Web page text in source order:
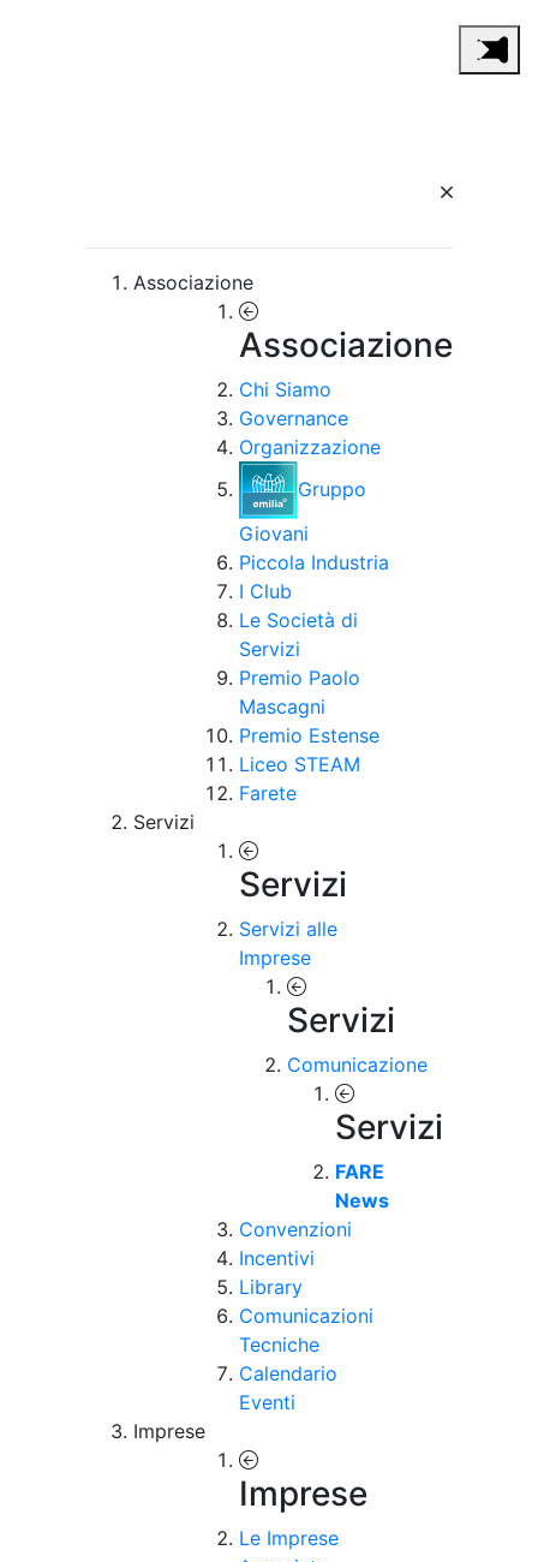
Associazione
Associazione
Chi Siamo
Governance
Organizzazione
Gruppo
Giovani
Piccola Industria
I Club
Le Società di
Servizi
Premio Paolo
Mascagni
Premio Estense
Liceo STEAM
Farete
Servizi
Servizi
Servizi alle
Imprese
Servizi
Comunicazione
Servizi
FARE
News
Convenzioni
Incentivi
Library
Comunicazioni
Tecniche
Calendario
Eventi
Imprese
Imprese
Le Imprese